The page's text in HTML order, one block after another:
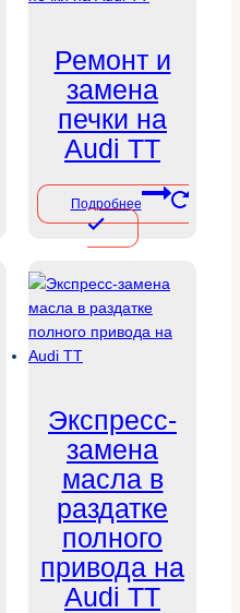
Ремонт и
замена
печки на
Audi TT
Подробнее
Экспресс-
замена
масла в
раздатке
полного
привода на
Audi TT